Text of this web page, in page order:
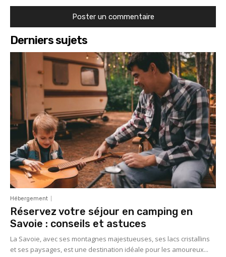
Derniers sujets
Hébergement
Réservez votre séjour en camping en
Savoie : conseils et astuces
La Savoie, avec ses montagnes majestueuses, ses lacs cristallins
et ses paysages, est une destination idéale pour les amoureux...